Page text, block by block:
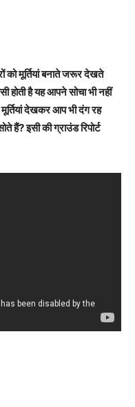
को मूर्तियां बनाते जरूर देखते
होती है यह आपने सोचा भी नहीं
देखकर आप भी दंग रह
हैं? इसी की ग्राउंड रिपोर्ट